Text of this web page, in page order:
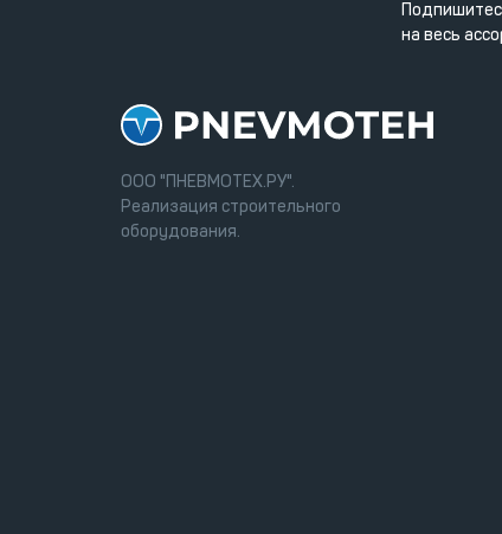
на весь
ООО "ПНЕВМОТЕХ.РУ".
Реализация строительного
оборудования.